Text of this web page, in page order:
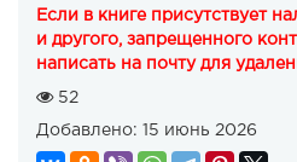
Если в книге присутствует
и другого, запрещенного
написать на почту для
52
Добавлено: 15 июнь 2026